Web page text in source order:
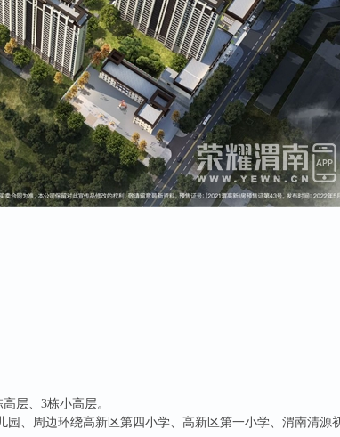
层、3栋小高层。
园、周边环绕高新区第四小学、高新区第一小学、渭南清